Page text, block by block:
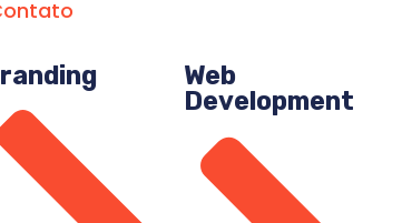
Web
Development